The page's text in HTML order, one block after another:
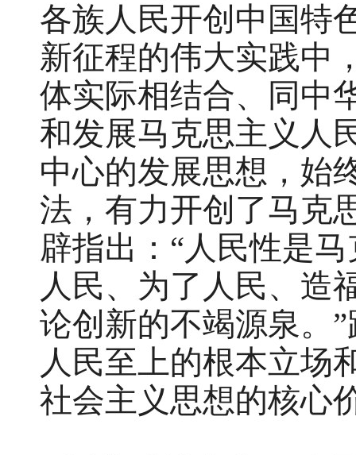
各族人民开创中国特
新征程的伟大实践中
体实际相结合、同中
和发展马克思主义人
中心的发展思想，始
法，有力开创了马克
辟指出：“人民性是
人民、为了人民、造
论创新的不竭源泉。
人民至上的根本立场
社会主义思想的核心